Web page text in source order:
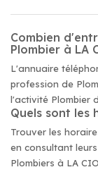
Combien
Plombier à LA
L'annuaire
profession de
l'activité Plombier
Quels sont les
Trouver les
en consultant
Plombiers à LA